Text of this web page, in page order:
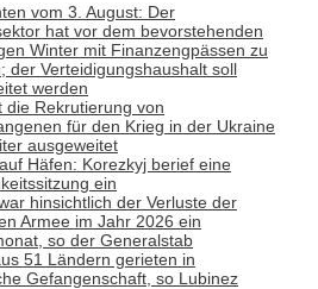
vom 3. August: Der
hat vor dem bevorstehenden
Winter mit Finanzengpässen zu
der Verteidigungshaushalt soll
werden
die Rekrutierung von
für den Krieg in der Ukraine
ausgeweitet
Häfen: Korezkyj berief eine
ein
hinsichtlich der Verluste der
Armee im Jahr 2026 ein
so der Generalstab
51 Ländern gerieten in
Gefangenschaft, so Lubinez